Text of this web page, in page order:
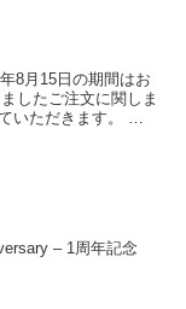
8月15日の期間はお
したご注文に関しま
いただきます。 お
– 1周年記念